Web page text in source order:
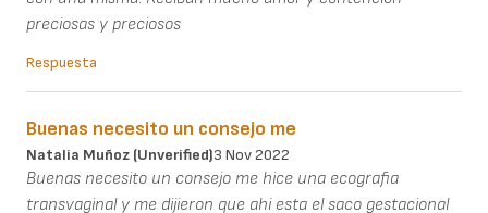
preciosas y preciosos
Respuesta
Buenas necesito un consejo me
Natalia Muñoz (unverified)3 Nov 2022
Buenas necesito un consejo me hice una ecografia
transvaginal y me dijieron que ahi esta el saco gestacional